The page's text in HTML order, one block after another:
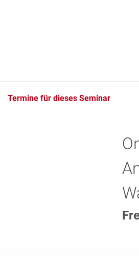
Termine für dieses Seminar